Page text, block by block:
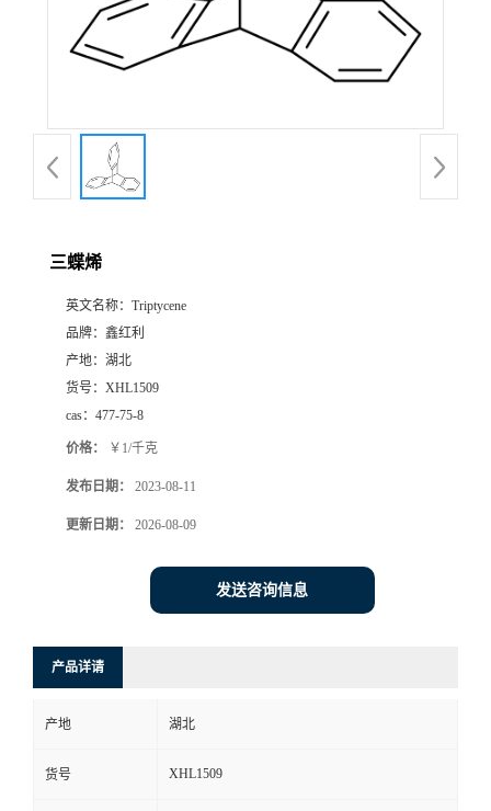
三蝶烯
英文名称： Triptycene
品牌： 鑫红利
产地： 湖北
货号： XHL1509
cas： 477-75-8
价格： ￥1/千克
发布日期： 2023-08-11
更新日期： 2026-08-09
发送咨询信息
产品详请
产地 湖北
货号 XHL1509